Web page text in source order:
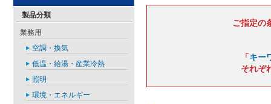
ご指定の
「キー
それぞ
製品分類
業務用
空調・換気
低温・給湯・産業冷熱
照明
環境・エネルギー